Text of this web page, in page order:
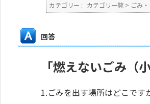
カテゴリー : カテゴリ一覧 > ごみ
回答
「燃えないごみ（
1.ごみを出す場所はどこです